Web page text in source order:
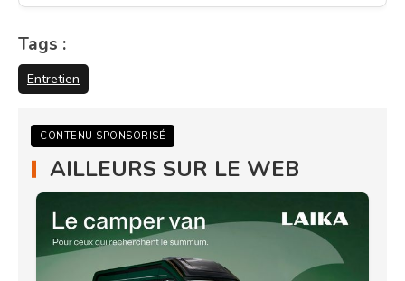
Tags :
Entretien
CONTENU SPONSORISÉ
AILLEURS SUR LE WEB